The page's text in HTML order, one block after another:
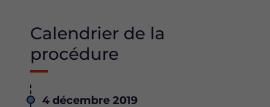
Calendrier de la
procédure
Date
4 décembre 2019